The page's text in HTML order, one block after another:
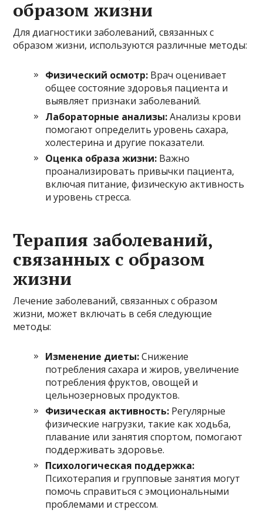
образом жизни
Для диагностики заболеваний, связанных с
образом жизни, используются различные методы:
Физический осмотр: Врач оценивает
общее состояние здоровья пациента и
выявляет признаки заболеваний.
Лабораторные анализы:Анализы крови
помогают определить уровень сахара,
холестерина и другие показатели.
Оценка образа жизни: Важно
проанализировать привычки пациента,
включая питание, физическую активность
и уровень стресса.
Терапия заболеваний,
связанных с образом
жизни
Лечение заболеваний, связанных с образом
жизни, может включать в себя следующие
методы:
Изменение диеты:Снижение
потребления сахара и жиров, увеличение
потребления фруктов, овощей и
цельнозерновых продуктов.
Физическая активность: Регулярные
физические нагрузки, такие как ходьба,
плавание или занятия спортом, помогают
поддерживать здоровье.
Психологическая поддержка:
Психотерапия и групповые занятия могут
помочь справиться с эмоциональными
проблемами и стрессом.